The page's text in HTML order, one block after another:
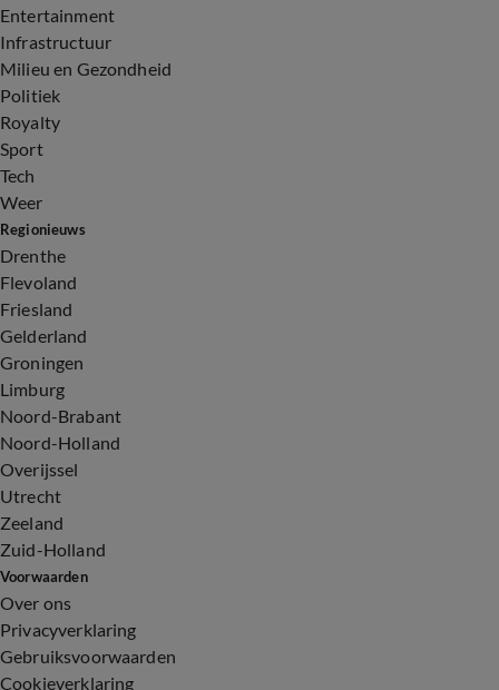
Entertainment
Infrastructuur
Milieu en Gezondheid
Politiek
Royalty
Sport
Tech
Weer
Regionieuws
Drenthe
Flevoland
Friesland
Gelderland
Groningen
Limburg
Noord-Brabant
Noord-Holland
Overijssel
Utrecht
Zeeland
Zuid-Holland
Voorwaarden
Over ons
Privacyverklaring
Gebruiksvoorwaarden
Cookieverklaring